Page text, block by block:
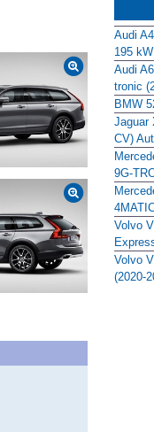
Audi
195
Audi
tronic
BMW
Jaguar
CV)
9G-
Volvo
Volvo
(2020-